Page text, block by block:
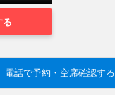
る
電話で予約・空席確認する